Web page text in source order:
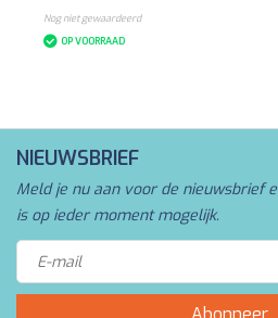
Nog niet gewaardeerd
OP VOORRAAD
NIEUWSBRIEF
Meld je nu aan voor de nieuwsbrief
is op ieder moment mogelijk.